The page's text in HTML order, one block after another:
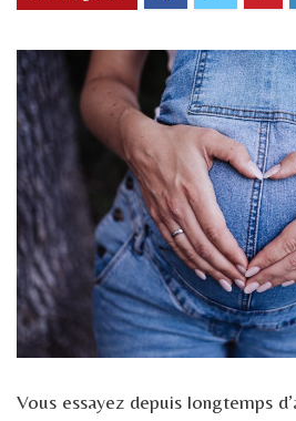
Vous essayez depuis longtemps